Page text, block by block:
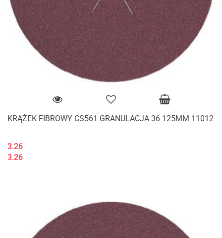
KRĄŻEK FIBROWY CS561 GRANULACJA 36 125MM 11012
3.26
3.26